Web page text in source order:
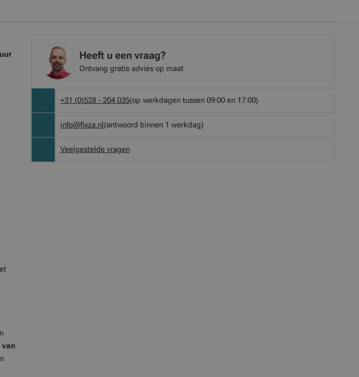
van
Heeft u een vraag?
Ontvang gratis advies op maat
+31 (0)528 - 204 035(op werkdagen tussen 09:00 en 17:00)
info@fixza.nl(antwoord binnen 1 werkdag)
Veelgestelde vragen